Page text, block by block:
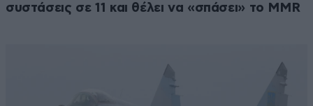
συστάσεις σε 11 και θέλει να «σπάσει» το MMR